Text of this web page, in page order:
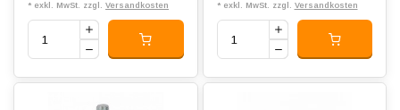
* exkl. MwSt. zzgl. Versandkosten * exkl. MwSt. zzgl. Versandkosten